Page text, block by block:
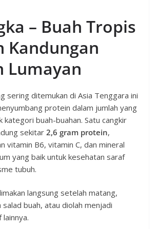
– Buah Tropis
Kandungan
Lumayan
sering ditemukan di Asia Tenggara ini
protein dalam jumlah yang
kategori buah-buahan. Satu cangkir
sekitar 2,6 gram protein,
vitamin B6, vitamin C, dan mineral
yang baik untuk kesehatan saraf
tubuh.
langsung setelah matang,
buah, atau diolah menjadi